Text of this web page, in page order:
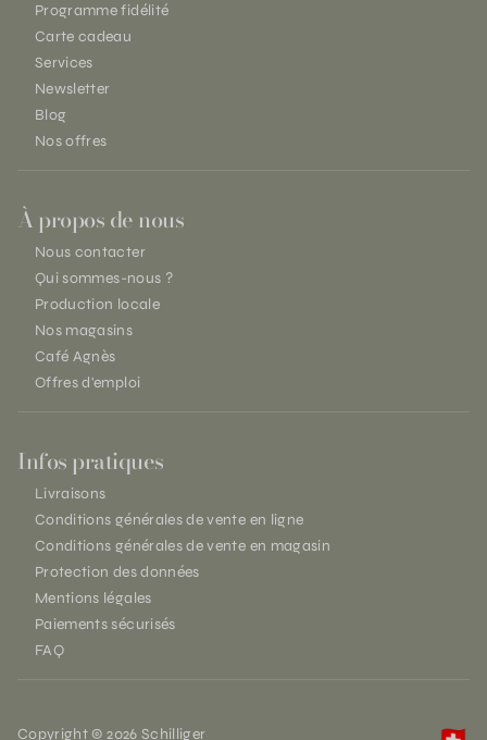
Programme fidélité
Carte cadeau
Services
Newsletter
Blog
Nos offres
À propos de nous
Nous contacter
Qui sommes-nous ?
Production locale
Nos magasins
Café Agnès
Offres d'emploi
Infos pratiques
Livraisons
Conditions générales de vente en ligne
Conditions générales de vente en magasin
Protection des données
Mentions légales
Paiements sécurisés
FAQ
Copyright © 2026 Schilliger